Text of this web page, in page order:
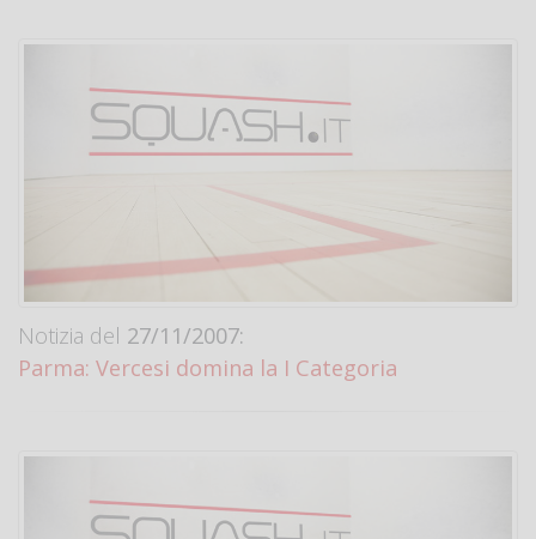
Notizia del 27/11/2007:
Parma: Vercesi domina la I Categoria